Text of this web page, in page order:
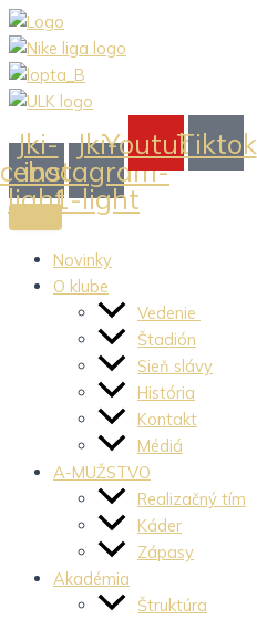
Preskočiť
na
obsah
Jki-
light
Jki-
instagram-
1-light
YoutubeTiktok
Novinky
O klube
Vedenie
Štadión
Sieň slávy
História
Kontakt
Médiá
A-MUŽSTVO
Realizačný tím
Káder
Zápasy
Akadémia
Štruktúra